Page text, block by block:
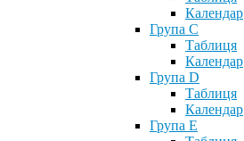
Календар
Група С
Таблиця
Календар
Група D
Таблиця
Календар
Група Е